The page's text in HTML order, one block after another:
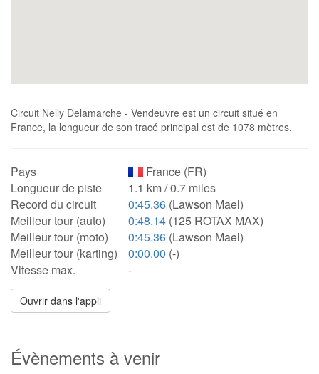
Circuit Nelly Delamarche - Vendeuvre est un circuit situé en
France, la longueur de son tracé principal est de 1078 mètres.
Pays
France (FR)
Longueur de piste
1.1 km / 0.7 miles
Record du circuit
0:45.36 (Lawson Mael)
Meilleur tour (auto)
0:48.14 (125 ROTAX MAX)
Meilleur tour (moto)
0:45.36 (Lawson Mael)
Meilleur tour (karting)
0:00.00 (-)
Vitesse max.
-
Ouvrir dans l'appli
Évènements à venir